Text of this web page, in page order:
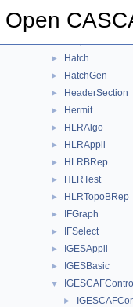
Open GProp
► Hatch
► HatchGen
► HeaderSection
► Hermit
► HLRAlgo
► HLRAppli
► HLRBRep
► HLRTest
► HLRTopoBRep
► IFGraph
► IFSelect
► IGESAppli
► IGESBasic
▼ IGESCAFControl
►